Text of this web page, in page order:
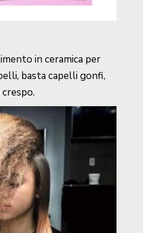
in ceramica per
basta capelli gonfi,